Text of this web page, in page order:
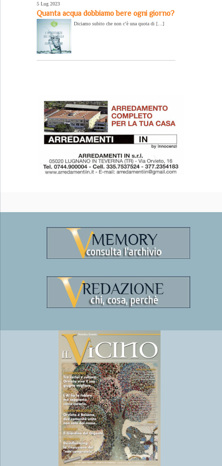
5 Lug 2023
Quanta acqua dobbiamo bere ogni giorno?
Diciamo subito che non c’è una quota di […]